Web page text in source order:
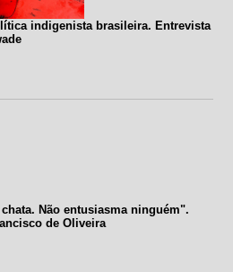
indigenista brasileira. Entrevista
Não entusiasma ninguém".
de Oliveira